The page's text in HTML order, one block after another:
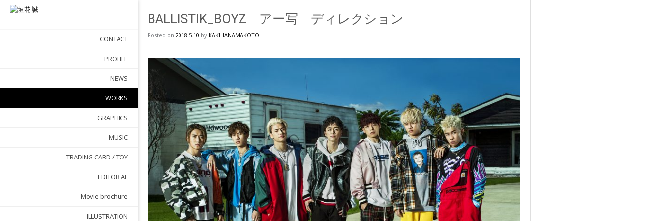
CONTACT
PROFILE
NEWS
WORKS
GRAPHICS
MUSIC
TRADING CARD / TOY
EDITORIAL
Movie brochure
ILLUSTRATION
BALLISTIK_BOYZ アー写 ディレクション
Posted on 2018.5.10 by KAKIHANAMAKOTO